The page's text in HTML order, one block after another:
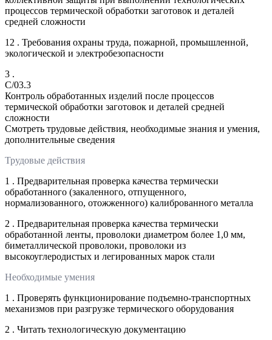
процессов термической обработки заготовок и деталей
средней сложности
12 . Требования охраны труда, пожарной, промышленной,
экологической и электробезопасности
3 .
C/03.3
Контроль обработанных изделий после процессов
термической обработки заготовок и деталей средней
сложности
Смотреть трудовые действия, необходимые знания и умения,
дополнительные сведения
Трудовые действия
1 . Предварительная проверка качества термически
обработанного (закаленного, отпущенного,
нормализованного, отожженного) калиброванного металла
2 . Предварительная проверка качества термически
обработанной ленты, проволоки диаметром более 1,0 мм,
биметаллической проволоки, проволоки из
высокоуглеродистых и легированных марок стали
Необходимые умения
1 . Проверять функционирование подъемно-транспортных
механизмов при разгрузке термического оборудования
2 . Читать технологическую документацию